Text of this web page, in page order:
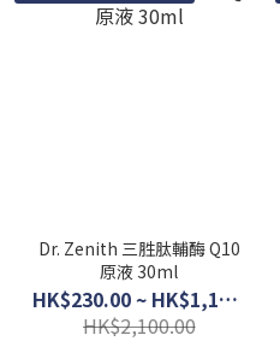
Dr. Zenith 三胜肽輔酶 Q10
原液 30ml
HK$230.00 ~ HK$1,150.00
HK$2,100.00